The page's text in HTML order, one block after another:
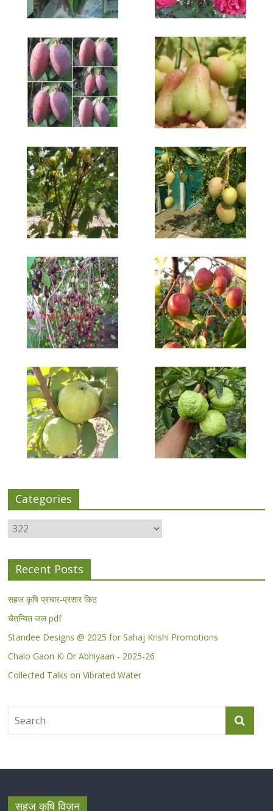
Categories
Categories
Recent Posts
सहज कृषि प्रचार-प्रसार किट
चैतन्यित जल pdf
Standee Designs @ 2025 for Sahaj Krishi Promotions
Chalo Gaon Ki Or Abhiyaan - 2025-26
Collected Talks on Vibrated Water
सहज कृषि विज़न